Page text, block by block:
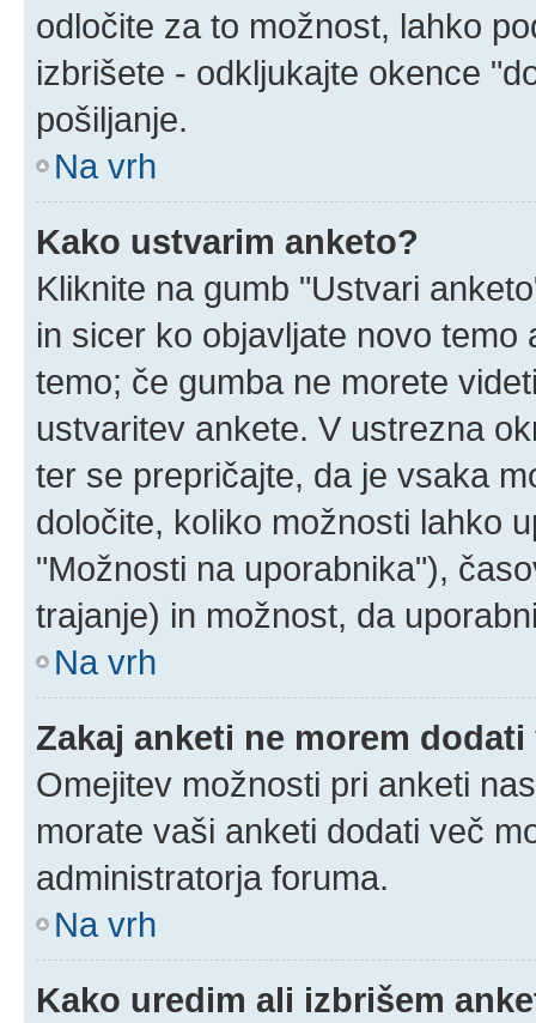
odločite za to možnost, lahko
izbrišete - odkljukajte okence
pošiljanje.
Na vrh
Kako ustvarim anketo?
Kliknite na gumb "Ustvari
in sicer ko objavljate novo
temo; če gumba ne morete
ustvaritev ankete. V ustrezna
ter se prepričajte, da je vsaka
določite, koliko možnosti lahko
"Možnosti na uporabnika"),
trajanje) in možnost, da
Na vrh
Zakaj anketi ne morem
Omejitev možnosti pri anketi
morate vaši anketi dodati več
administratorja foruma.
Na vrh
Kako uredim ali izbrišem